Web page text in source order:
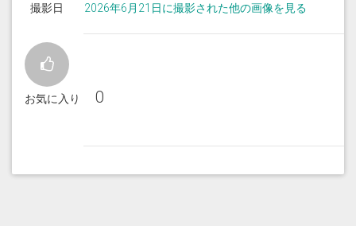
撮影日 2026年6月21日に撮影された他の画像を見る
お気に入り 0